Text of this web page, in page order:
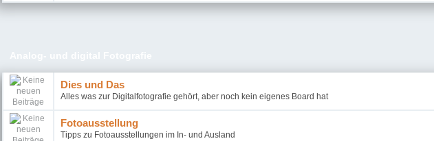
Dies und Das
Alles was zur Digitalfotografie gehört, aber noch kein eigenes Board hat
Fotoausstellung
Tipps zu Fotoausstellungen im In- und Ausland